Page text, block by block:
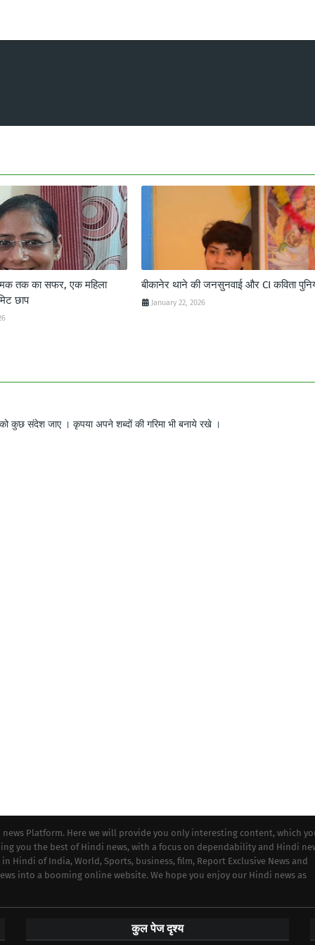
तक का सफर, एक महिला
छाप
बीकानेर थाने की जनसुनवाई और CI कविता
January 22, 2026
कुछ संदेश जाए । कृपया अपने शब्दों की गरिमा भी बनाये रखे ।
news Platform. Here we will provide you only interesting content, which
you the best of Hindi news, with a focus on dependability and Hindi
Hindi of India, World, Sports, business, film, Report Exclusive News and
into a booming online website. We hope you enjoy our Hindi news as
कुल पेज दृश्य